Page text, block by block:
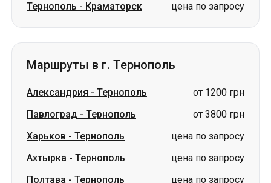
Тернополь - Краматорск цена по запросу
Маршруты в г. Тернополь
Александрия - Тернополь
от 1200 грн
Павлоград - Тернополь
от 3800 грн
Харьков - Тернополь
цена по запросу
Ахтырка - Тернополь
цена по запросу
Полтава - Тернополь
цена по запросу